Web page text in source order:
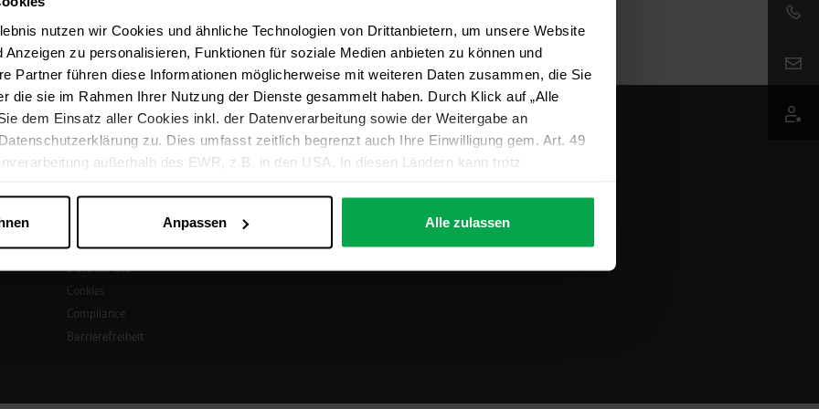
nutzen wir Cookies und ähnliche Technologien von Drittanbietern, um unsere Website
zu personalisieren, Funktionen für soziale Medien anbieten zu können und
Partner führen diese Informationen möglicherweise mit weiteren Daten zusammen, die Sie
die sie im Rahmen Ihrer Nutzung der Dienste gesammelt haben. Durch Klick auf „Alle
dem Einsatz aller Cookies inkl. der Datenverarbeitung sowie der Weitergabe an
zu. Dies umfasst zeitlich begrenzt auch Ihre Einwilligung gem. Art. 49
außerhalb des EWR, z.B. in den USA. In diesen Ländern kann trotz
Überwachungszwecken verarbeitet werden können, ohne dass wirksame Rechtsbehelfe
durchsetzbar sind. Individuelle Cookie-Einstellungen nach Kategorien können
Alle optionalen Cookies ablehnen erfolgt via Klick auf "Nicht notwendige
können Sie jederzeit widerrufen oder anpassen:
Anpassen Alle zulassen
de/rechtliches/privacy-policy
Impressum
Datenschutz
Cookies
Compliance
Barrierefreiheit